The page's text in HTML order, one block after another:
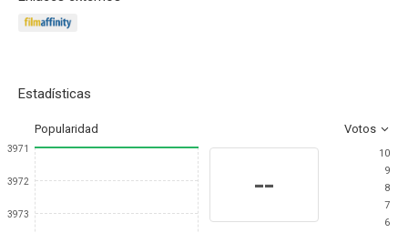
Estadísticas
Popularidad Votos
3971
3972
3973
--
10
9
8
7
6